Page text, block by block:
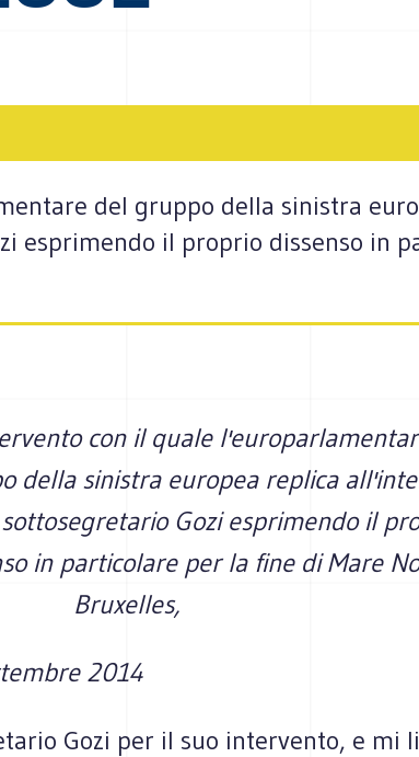
del gruppo della sinistra
esprimendo il proprio dissenso in
con il quale
della sinistra europea replica
Gozi esprimendo il
in particolare per la fine di Mare
Bruxelles,
2014
Gozi per il suo intervento, e mi